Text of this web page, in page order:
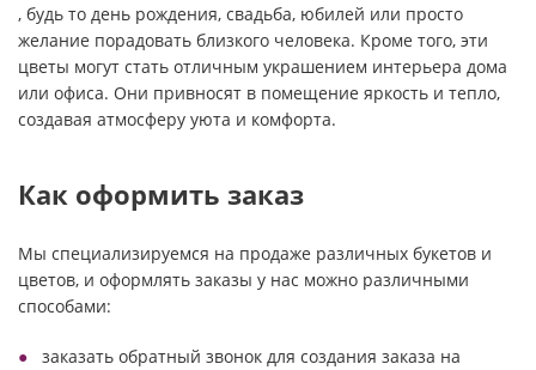
, будь то день рождения, свадьба, юбилей или просто
желание порадовать близкого человека. Кроме того, эти
цветы могут стать отличным украшением интерьера дома
или офиса. Они привносят в помещение яркость и тепло,
создавая атмосферу уюта и комфорта.
Как оформить заказ
Мы специализируемся на продаже различных букетов и
цветов, и оформлять заказы у нас можно различными
способами:
заказать обратный звонок для создания заказа на